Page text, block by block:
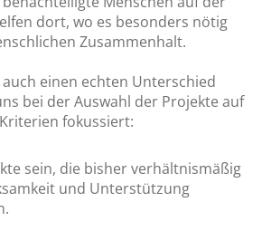
dort, wo es besonders nötig
Zusammenhalt.
einen echten Unterschied
bei der Auswahl der Projekte auf
fokussiert:
sein, die bisher verhältnismäßig
und Unterstützung